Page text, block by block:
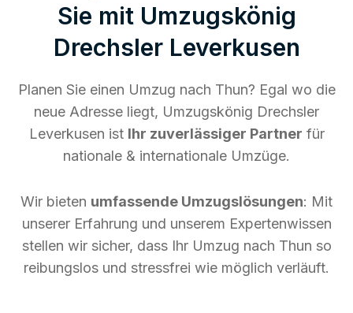
Sie mit Umzugskönig
Drechsler Leverkusen
Planen Sie einen Umzug nach Thun? Egal wo die
neue Adresse liegt, Umzugskönig Drechsler
Leverkusen ist Ihr zuverlässiger Partner für
nationale & internationale Umzüge.
Wir bieten umfassende Umzugslösungen: Mit
unserer Erfahrung und unserem Expertenwissen
stellen wir sicher, dass Ihr Umzug nach Thun so
reibungslos und stressfrei wie möglich verläuft.